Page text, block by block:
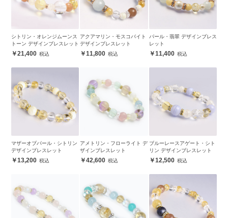
シトリン・オレンジムーンス
トーン デザインブレスレット
21,400
アクアマリン・モスコバイト
デザインブレスレット
11,800
パール・翡翠 デザインブレス
レット
11,400
マザーオブパール・シトリン
デザインブレスレット
13,200
アメトリン・フローライト デ
ザインブレスレット
42,600
ブルーレースアゲート・シト
リン デザインブレスレット
12,500